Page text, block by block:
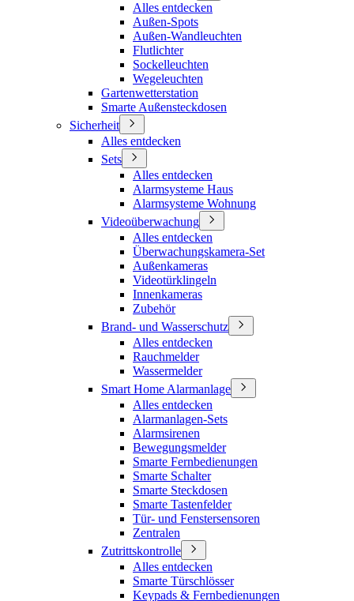
Alles entdecken
Außen-Spots
Außen-Wandleuchten
Flutlichter
Sockelleuchten
Wegeleuchten
Gartenwetterstation
Smarte Außensteckdosen
Sicherheit
Alles entdecken
Sets
Alles entdecken
Alarmsysteme Haus
Alarmsysteme Wohnung
Videoüberwachung
Alles entdecken
Überwachungskamera-Set
Außenkameras
Videotürklingeln
Innenkameras
Zubehör
Brand- und Wasserschutz
Alles entdecken
Rauchmelder
Wassermelder
Smart Home Alarmanlage
Alles entdecken
Alarmanlagen-Sets
Alarmsirenen
Bewegungsmelder
Smarte Fernbedienungen
Smarte Schalter
Smarte Steckdosen
Smarte Tastenfelder
Tür- und Fenstersensoren
Zentralen
Zutrittskontrolle
Alles entdecken
Smarte Türschlösser
Keypads & Fernbedienungen